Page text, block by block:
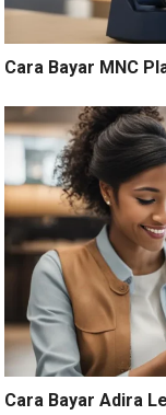
Cara Bayar MNC
Cara Bayar Adira